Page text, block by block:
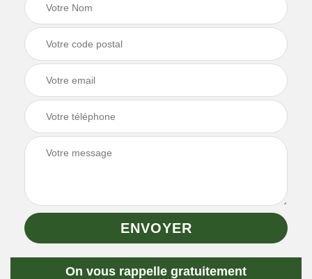
On vous rappelle gratuitement